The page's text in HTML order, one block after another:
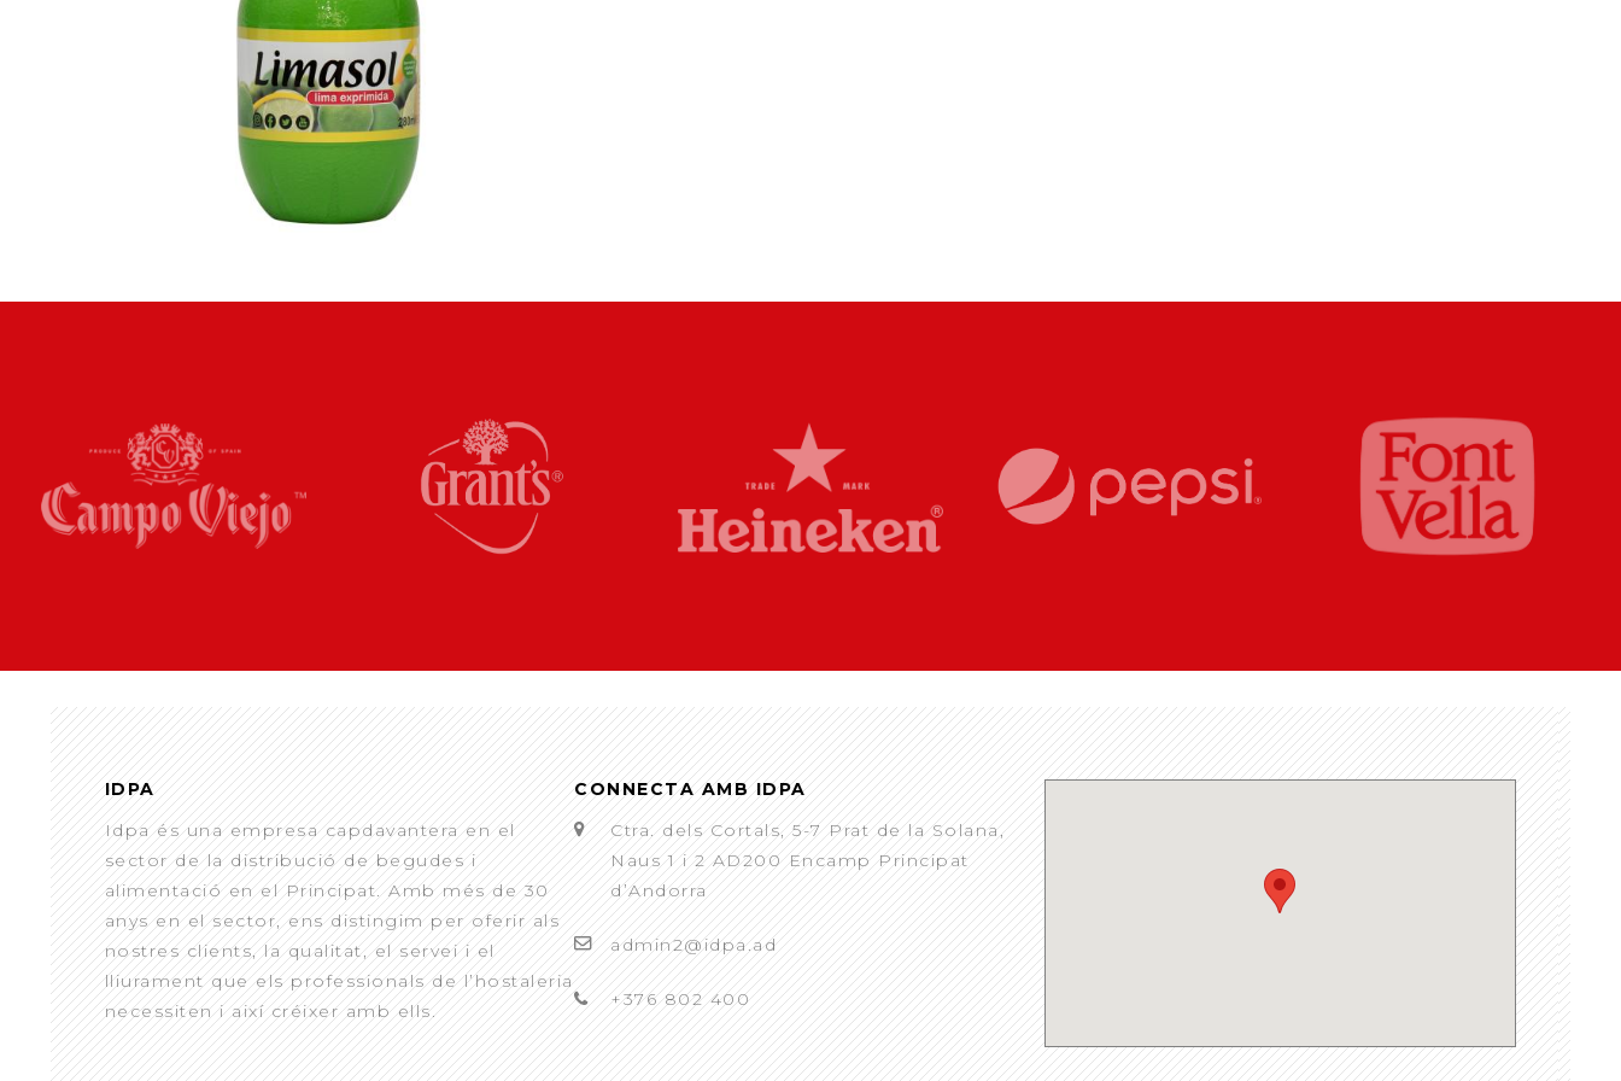
IDPA
Idpa és una empresa capdavantera en el
sector de la distribució de begudes i
alimentació en el Principat. Amb més de 30
anys en el sector, ens distingim per oferir als
nostres clients, la qualitat, el servei i el
lliurament que els professionals de l’hostaleria
necessiten i així créixer amb ells.
CONNECTA AMB IDPA
Ctra. dels Cortals, 5-7 Prat de la Solana,
Naus 1 i 2 AD200 Encamp Principat
d’Andorra
admin2@idpa.ad
+376 802 400